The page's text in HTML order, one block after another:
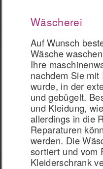
Wäscherei
Auf Wunsch
Wäsche
Ihre
nachdem Sie
wurde, in der
und gebügelt.
und Kleidung,
allerdings in die
Reparaturen
werden. Die
sortiert und vom
Kleiderschrank